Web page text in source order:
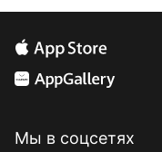
Мы в соцсетях